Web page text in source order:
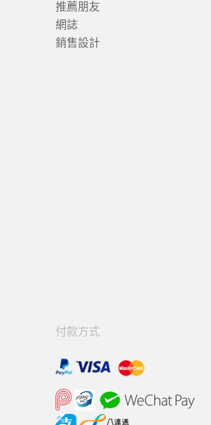
推薦朋友
網誌
銷售設計
付款方式